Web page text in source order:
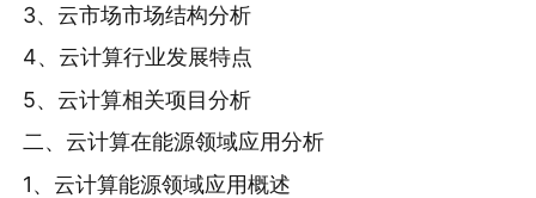
3、云市场市场结构分析
4、云计算行业发展特点
5、云计算相关项目分析
二、云计算在能源领域应用分析
1、云计算能源领域应用概述